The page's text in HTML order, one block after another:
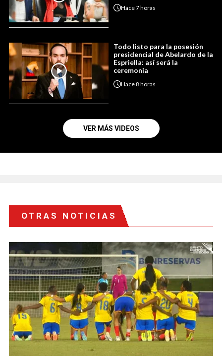
Hace7 horas
Todo listo para la posesión
presidencial de Abelardo de la
Espriella: así será la
ceremonia
Hace8 horas
VER MÁS VIDEOS
OTRAS NOTICIAS